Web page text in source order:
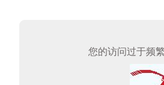
您的访问过于频